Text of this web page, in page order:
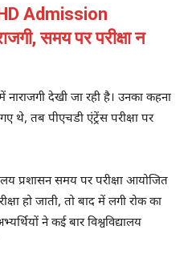
Admission
समय पर परीक्षा न
देखी जा रही है। उनका कहना
थे, तब पीएचडी एंट्रेंस परीक्षा पर
प्रशासन समय पर परीक्षा आयोजित
हो जाती, तो बाद में लगी रोक का
ने कई बार विश्वविद्यालय